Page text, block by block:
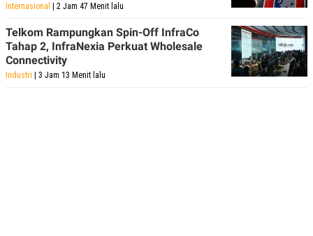
Internasional | 2 Jam 47 Menit lalu
Telkom Rampungkan Spin-Off InfraCo
Tahap 2, InfraNexia Perkuat Wholesale
Connectivity
Industri | 3 Jam 13 Menit lalu